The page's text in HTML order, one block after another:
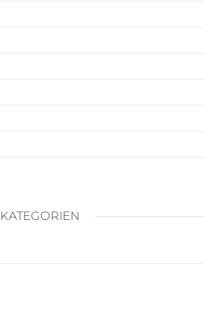
KATEGORIEN